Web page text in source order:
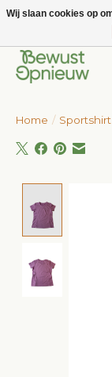
Wij bieden het
Home / Sportshirt
Wij slaan cookies op